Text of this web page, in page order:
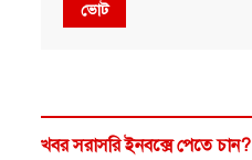
ভোট
খবর সরাসরি ইনবক্সে পেতে চান?